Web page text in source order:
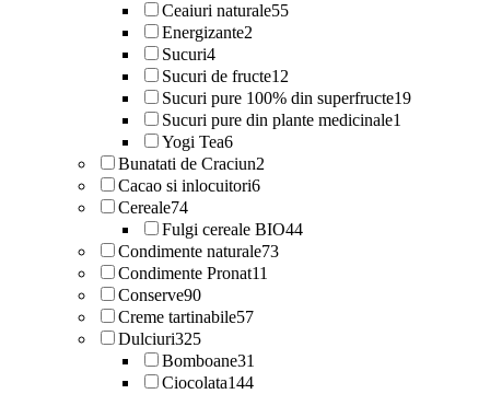
Ceaiuri naturale55
Energizante2
Sucuri4
Sucuri de fructe12
Sucuri pure 100% din superfructe19
Sucuri pure din plante medicinale1
Yogi Tea6
Bunatati de Craciun2
Cacao si inlocuitori6
Cereale74
Fulgi cereale BIO44
Condimente naturale73
Condimente Pronat11
Conserve90
Creme tartinabile57
Dulciuri325
Bomboane31
Ciocolata144